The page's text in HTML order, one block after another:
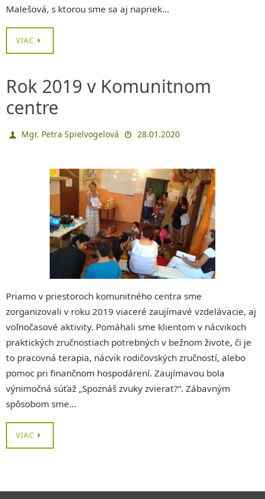
Malešová, s ktorou sme sa aj napriek…
VIAC
Rok 2019 v Komunitnom
centre
Mgr. Petra Spielvogelová 28.01.2020
Priamo v priestoroch komunitného centra sme
zorganizovali v roku 2019 viaceré zaujímavé vzdelávacie, aj
voľnočasové aktivity. Pomáhali sme klientom v nácvikoch
praktických zručnostiach potrebných v bežnom živote, či je
to pracovná terapia, nácvik rodičovských zručností, alebo
pomoc pri finančnom hospodárení. Zaujímavou bola
výnimočná súťaž „Spoznáš zvuky zvierat?“. Zábavným
spôsobom sme…
VIAC